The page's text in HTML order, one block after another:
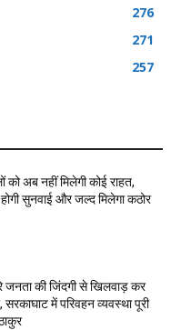
276
271
257
को अब नहीं मिलेगी कोई राहत,
सुनवाई और जल्द मिलेगा कठोर
जनता की जिंदगी से खिलवाड़ कर
सरकाघाट में परिवहन व्यवस्था पूरी